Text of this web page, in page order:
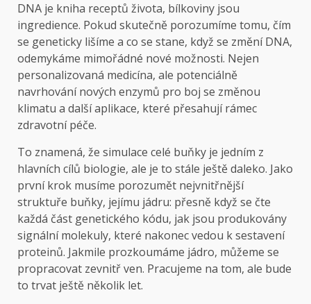
DNA je kniha receptů života, bílkoviny jsou
ingredience. Pokud skutečně porozumíme tomu, čím
se geneticky lišíme a co se stane, když se změní DNA,
odemykáme mimořádné nové možnosti. Nejen
personalizovaná medicína, ale potenciálně
navrhování nových enzymů pro boj se změnou
klimatu a další aplikace, které přesahují rámec
zdravotní péče.
To znamená, že simulace celé buňky je jedním z
hlavních cílů biologie, ale je to stále ještě daleko. Jako
první krok musíme porozumět nejvnitřnější
struktuře buňky, jejímu jádru: přesně když se čte
každá část genetického kódu, jak jsou produkovány
signální molekuly, které nakonec vedou k sestavení
proteinů. Jakmile prozkoumáme jádro, můžeme se
propracovat zevnitř ven. Pracujeme na tom, ale bude
to trvat ještě několik let.